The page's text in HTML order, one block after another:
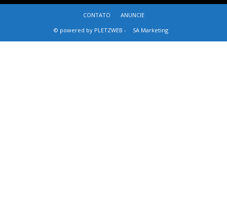
CONTATO
ANUNCIE
© powered by PLETZWEB -
SA Marketing